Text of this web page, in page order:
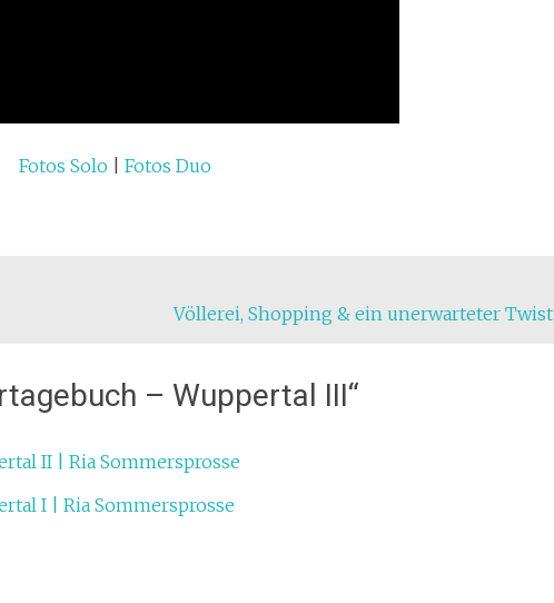
Fotos Solo| Fotos Duo
Völlerei, Shopping & ein unerwarteter Twist
– Wuppertal III“
II | Ria Sommersprosse
I | Ria Sommersprosse